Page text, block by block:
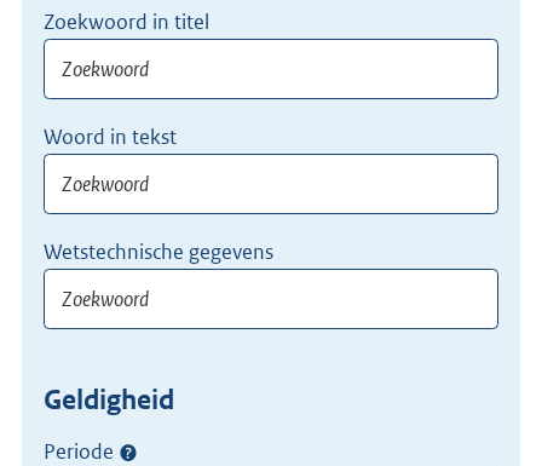
Zoekwoord in titel
Woord in tekst
Wetstechnische gegevens
Geldigheid
Periode